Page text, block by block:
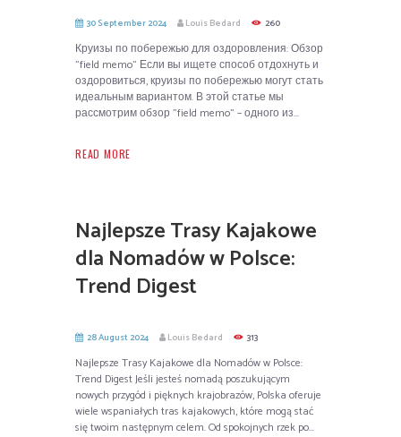
30 September 2024 Louis Bedard 260
Круизы по побережью для оздоровления: Обзор
"field memo" Если вы ищете способ отдохнуть и
оздоровиться, круизы по побережью могут стать
идеальным вариантом. В этой статье мы
рассмотрим обзор "field memo" – одного из...
READ MORE
Najlepsze Trasy Kajakowe
dla Nomadów w Polsce:
Trend Digest
28 August 2024 Louis Bedard 313
Najlepsze Trasy Kajakowe dla Nomadów w Polsce:
Trend Digest Jeśli jesteś nomadą poszukującym
nowych przygód i pięknych krajobrazów, Polska oferuje
wiele wspaniałych tras kajakowych, które mogą stać
się twoim następnym celem. Od spokojnych rzek po...